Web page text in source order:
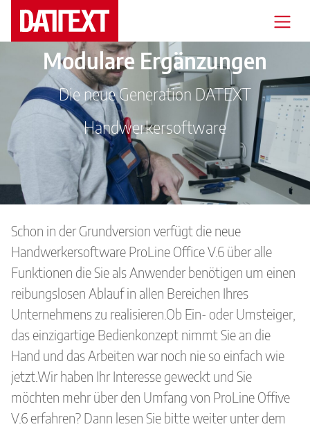
Modulare Ergänzungen
Die neue Generation DATEXT
Handwerkersoftware
Schon in der Grundversion verfügt die neue
Handwerkersoftware ProLine Office V.6 über alle
Funktionen die Sie als Anwender benötigen um einen
reibungslosen Ablauf in allen Bereichen Ihres
Unternehmens zu realisieren. Ob Ein- oder Umsteiger,
das einzigartige Bedienkonzept nimmt Sie an die
Hand und das Arbeiten war noch nie so einfach wie
jetzt.Wir haben Ihr Interesse geweckt und Sie
möchten mehr über den Umfang von ProLine Offive
V.6 erfahren? Dann lesen Sie bitte weiter unter dem
Veranstaltungen
Messen
Branchenlösungen
Support
Mediathek
Seminare
Blog
Unternehmen
Kontakt
Karriere
Impressum